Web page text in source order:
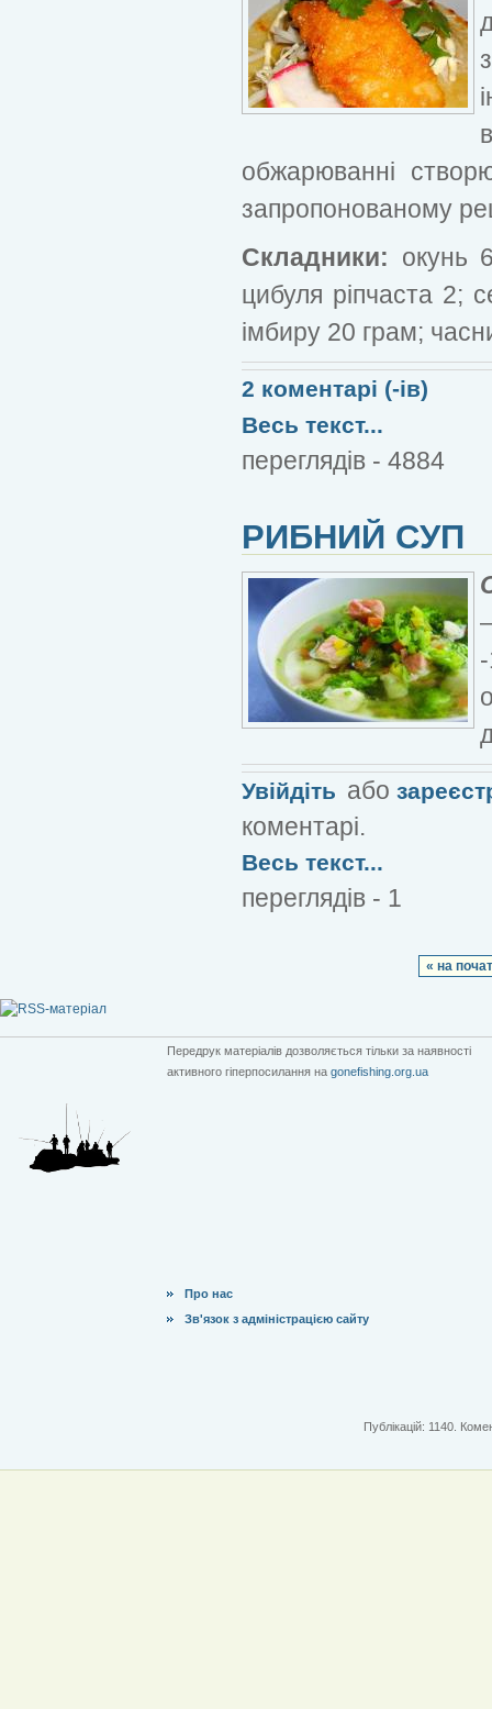
обжарюванні
запропонованому
Складники: окунь
цибуля ріпчаста 2;
імбиру 20 грам;
2 коментарі (-ів)
Весь текст...
переглядів - 4884
РИБНИЙ СУП
Увійдіть або
коментарі.
Весь текст...
переглядів - 1
« на
Передрук матеріалів дозволяється тільки за наявності
активного гіперпосилання на gonefishing.org.ua
Про нас
Зв'язок з адміністрацією сайту
Публікацій: 1140.